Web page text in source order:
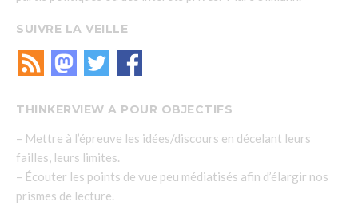
SUIVRE LA VEILLE
THINKERVIEW A POUR OBJECTIFS
– Mettre à l’épreuve les idées/discours en décelant leurs
failles, leurs limites.
– Écouter les points de vue peu médiatisés afin d’élargir nos
prismes de lecture.